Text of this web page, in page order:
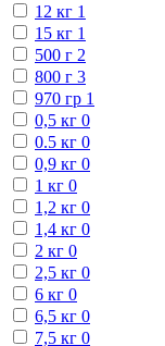
12 кг 1
15 кг 1
500 г 2
800 г 3
970 гр 1
0,5 кг 0
0.5 кг 0
0,9 кг 0
1 кг 0
1,2 кг 0
1,4 кг 0
2 кг 0
2,5 кг 0
6 кг 0
6,5 кг 0
7,5 кг 0